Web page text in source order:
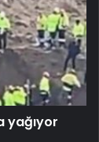
yağıyor